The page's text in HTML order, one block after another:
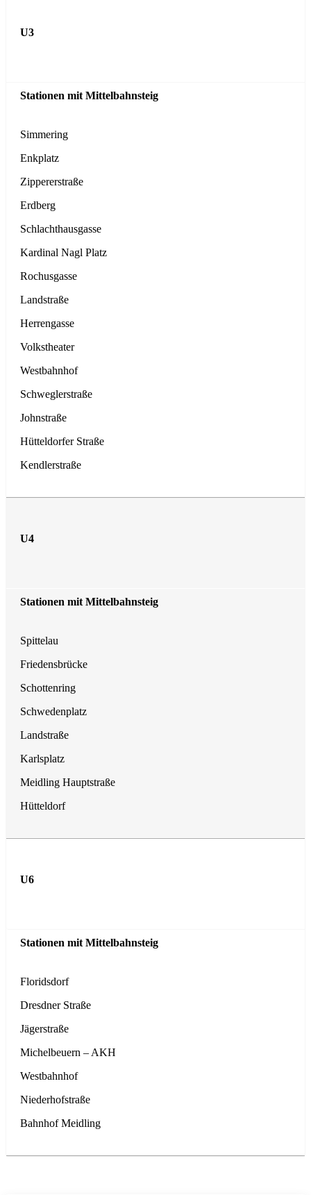
U3
Simmering
Enkplatz
Zippererstraße
Erdberg
Schlachthausgasse
Kardinal Nagl Platz
Rochusgasse
Landstraße
Herrengasse
Volkstheater
Westbahnhof
Schweglerstraße
Johnstraße
Hütteldorfer Straße
Kendlerstraße
U4
Spittelau
Friedensbrücke
Schottenring
Schwedenplatz
Landstraße
Karlsplatz
Meidling Hauptstraße
Hütteldorf
U6
Floridsdorf
Dresdner Straße
Jägerstraße
Michelbeuern – AKH
Westbahnhof
Niederhofstraße
Bahnhof Meidling